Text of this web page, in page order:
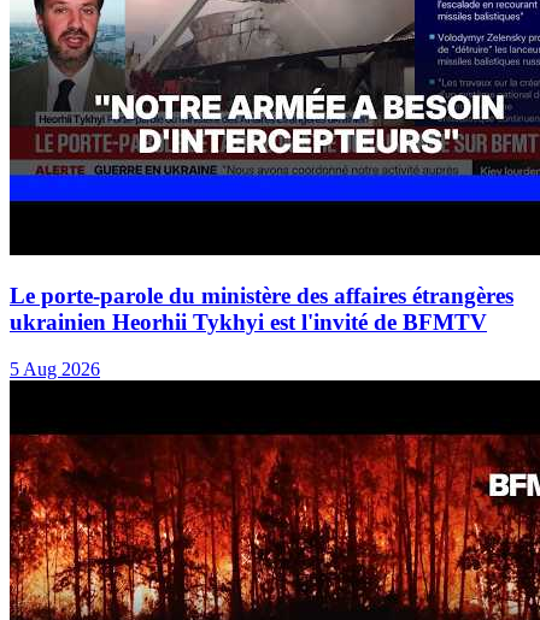
Le porte-parole du ministère des affaires étrangères
ukrainien Heorhii Tykhyi est l'invité de BFMTV
5 Aug 2026